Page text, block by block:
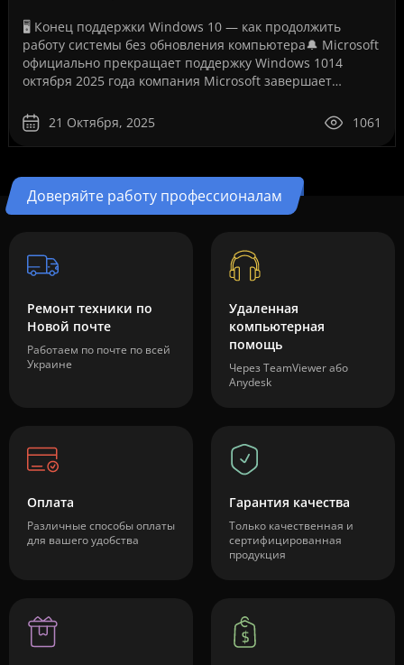
🖥️ Конец поддержки Windows 10 — как продолжить
работу системы без обновления компьютера🔔 Microsoft
официально прекращает поддержку Windows 1014
октября 2025 года компания Microsoft завершает
10. Это ..21 Октября, 2025 1061
Доверяйте работу профессионалам
Ремонт техники по
Новой почте
Работаем по почте по всей
Украине
Удаленная
компьютерная
помощь
Через TeamViewer або
Anydesk
Оплата
Различные способы оплаты
для вашего удобства
Гарантия качества
Только качественная и
сертифицированная
продукция